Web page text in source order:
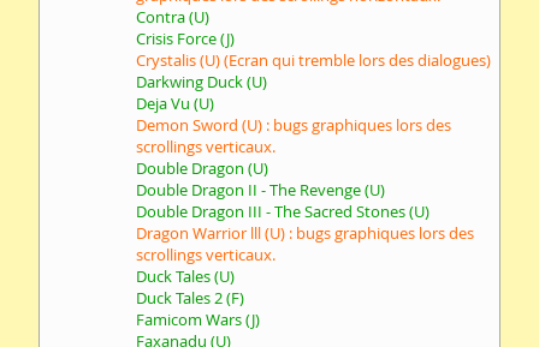
Contra (U)
Crisis Force (J)
Crystalis (U) (Ecran qui tremble lors des dialogues)
Darkwing Duck (U)
Deja Vu (U)
Demon Sword (U) : bugs graphiques lors des
scrollings verticaux.
Double Dragon (U)
Double Dragon II - The Revenge (U)
Double Dragon III - The Sacred Stones (U)
Dragon Warrior lll (U) : bugs graphiques lors des
scrollings verticaux.
Duck Tales (U)
Duck Tales 2 (F)
Famicom Wars (J)
Faxanadu (U)